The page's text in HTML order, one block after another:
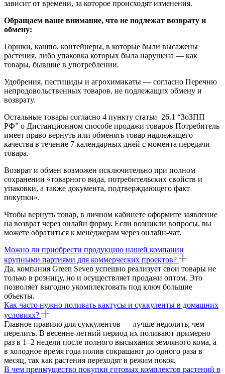
зависит от времени, за которое происходят изменения.
Обращаем ваше внимание, что не подлежат возврату и
обмену:
Горшки, кашпо, контейнеры, в которые были высажены
растения, либо упаковка которых была нарушена — как
товары, бывшие в употреблении.
Удобрения, пестициды и агрохимикаты — согласно Перечню
непродовольственных товаров, не подлежащих обмену и
возврату.
Остальные товары согласно 4 пункту статьи 26.1 “ЗоЗПП
РФ” о Дистанционном способе продажи товаров Потребитель
имеет право вернуть или обменять товар надлежащего
качества в течение 7 календарных дней с момента передачи
товара.
Возврат и обмен возможен исключительно при полном
сохранении «товарного вида, потребительских свойств и
упаковки, а также документа, подтверждающего факт
покупки».
Чтобы вернуть товар, в личном кабинете оформите заявление
на возврат через онлайн форму. Если возникли вопросы, вы
можете обратиться к менеджерам через онлайн-чат.
Можно ли приобрести продукцию нашей компании
крупными партиями для коммерческих проектов?
Да, компания Green Seven успешно реализует свои товары не
только в розницу, но и осуществляет продажи оптом. Это
позволяет выгодно укомплектовать под ключ большие
объекты.
Как часто нужно поливать кактусы и суккуленты в домашних
условиях?
Главное правило для суккулентов — лучше недолить, чем
перелить. В весенне-летний период их поливают примерно
раз в 1–2 недели после полного высыхания земляного кома, а
в холодное время года полив сокращают до одного раза в
месяц, так как растения переходят в режим покоя.
В чем преимущество покупки готовых комплектов растений в